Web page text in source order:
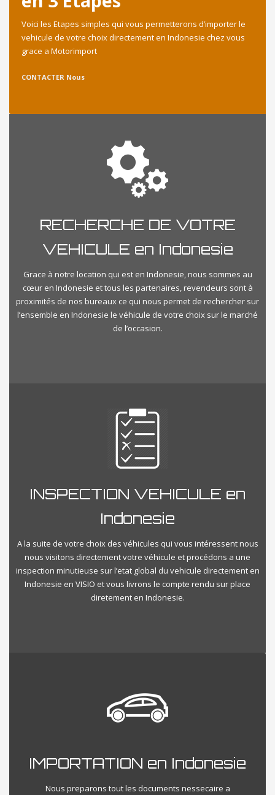
Voici les Etapes simples qui vous permetterons d’importer le
vehicule de votre choix directement en Indonesie chez vous
grace a Motorimport
CONTACTER Nous
RECHERCHE DE VOTRE
VEHICULE en Indonesie
Grace à notre location qui est en Indonesie, nous sommes au
cœur en Indonesie et tous les partenaires, revendeurs sont à
proximités de nos bureaux ce qui nous permet de rechercher sur
l’ensemble en Indonesie le véhicule de votre choix sur le marché
de l’occasion.
INSPECTION VEHICULE en
Indonesie
A la suite de votre choix des véhicules qui vous intéressent nous
nous visitons directement votre véhicule et procédons a une
inspection minutieuse sur l’etat global du vehicule directement en
Indonesie en VISIO et vous livrons le compte rendu sur place
diretement en Indonesie.
IMPORTATION en Indonesie
Nous preparons tout les documents nessecaire a